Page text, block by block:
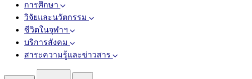
การศึกษา
วิจัยและนวัตกรรม
ชีวิตในจุฬาฯ
บริการสังคม
สาระความรู้และข่าวสาร